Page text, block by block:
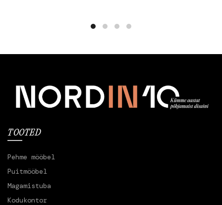
TOOTED
Pehme mööbel
Puitmööbel
Magamistuba
Kodukontor